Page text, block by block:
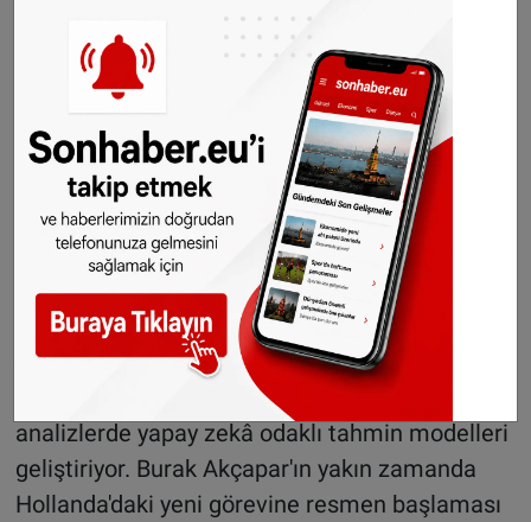
Akçapar, 2021'de Madrid Büyükelçisi, 2023'te
ise Dışişleri Bakan Yardımcısı oldu.
Başarılarından ötürü NATO Genel Sekreteri
Mükemmeliyet Nişanı ve "Yılın Büyükelçisi" gibi
saygın ödüllere layık görüldü.
Akademik kimliği ve yapay zekâ çalışmaları
Boğaziçi Üniversitesi Siyaset Bilimi mezunu
olan Akçapar, Hamburg Üniversitesi'nde
uluslararası hukuk alanında doktora yaptı.
Kitapları ve akademik makaleleri bulunan
deneyimli isim, son dönemde küresel jeopolitik
analizlerde yapay zekâ odaklı tahmin modelleri
geliştiriyor. Burak Akçapar'ın yakın zamanda
Hollanda'daki yeni görevine resmen başlaması